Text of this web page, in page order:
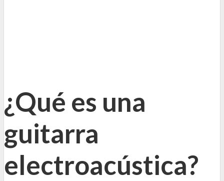
¿Qué es una
guitarra
electroacústica?